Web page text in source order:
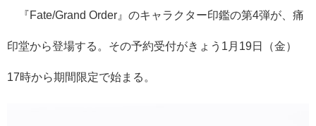
『Fate/Grand Order』のキャラクター印鑑の第4弾が、痛
印堂から登場する。その予約受付がきょう1月19日（金）
17時から期間限定で始まる。